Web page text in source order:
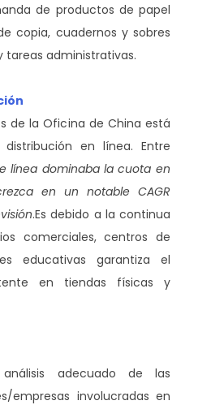
de productos de papel
copia, cuadernos y sobres
tareas administrativas.
de la Oficina de China está
en línea. Entre
línea dominaba la cuota en
en un notable CAGR
.Es debido a la continua
comerciales, centros de
educativas garantiza el
en tiendas físicas y
adecuado de las
empresas involucradas en